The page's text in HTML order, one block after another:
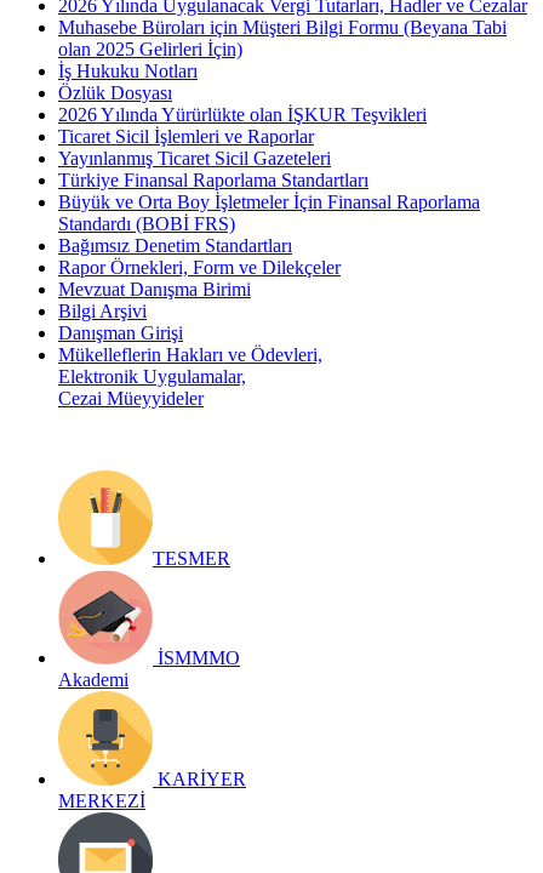
2026 Yılında Uygulanacak Vergi Tutarları, Hadler ve Cezalar
Muhasebe Büroları için Müşteri Bilgi Formu (Beyana Tabi
olan 2025 Gelirleri İçin)
İş Hukuku Notları
Özlük Dosyası
2026 Yılında Yürürlükte olan İŞKUR Teşvikleri
Ticaret Sicil İşlemleri ve Raporlar
Yayınlanmış Ticaret Sicil Gazeteleri
Türkiye Finansal Raporlama Standartları
Büyük ve Orta Boy İşletmeler İçin Finansal Raporlama
Standardı (BOBİ FRS)
Bağımsız Denetim Standartları
Rapor Örnekleri, Form ve Dilekçeler
Mevzuat Danışma Birimi
Bilgi Arşivi
Danışman Girişi
Mükelleflerin Hakları ve Ödevleri,
Elektronik Uygulamalar,
Cezai Müeyyideler
TESMER
İSMMMO
Akademi
KARİYER
MERKEZİ